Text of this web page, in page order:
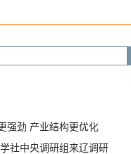
强劲 产业结构更优化
社中央调研组来辽调研